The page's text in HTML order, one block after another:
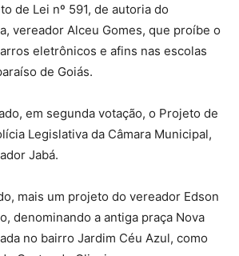
de Lei nº 591, de autoria do
vereador Alceu Gomes, que proíbe o
eletrônicos e afins nas escolas
de Goiás.
em segunda votação, o Projeto de
Legislativa da Câmara Municipal,
Jabá.
mais um projeto do vereador Edson
denominando a antiga praça Nova
no bairro Jardim Céu Azul, como